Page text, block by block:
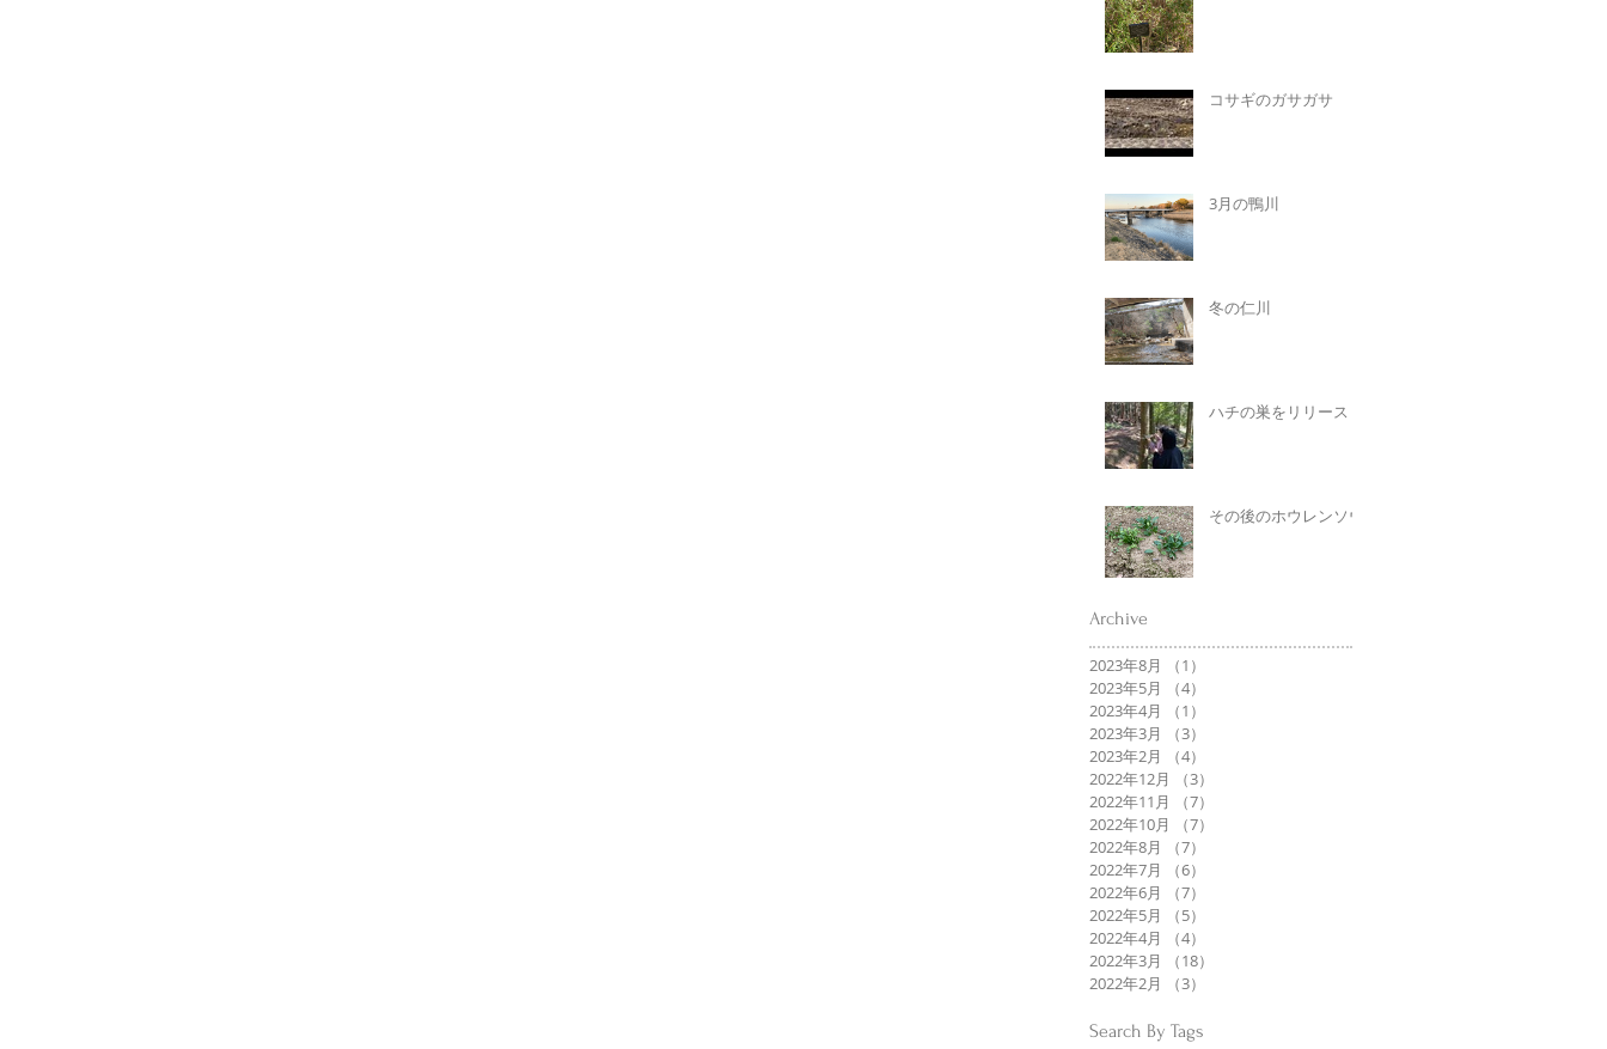
コサギのガサガサ
3月の鴨川
冬の仁川
ハチの巣をリリース
その後のホウレンソウ
Archive
2023年8月 （1）
2023年5月
（4）
2023年4月
（1）
2023年3月
（3）
2023年2月
（4）
2022年12月
（3）
2022年11月
（7）
2022年10月
（7）
2022年8月
（7）
2022年7月
（6）
2022年6月
（7）
2022年5月
（5）
2022年4月
（4）
2022年3月
（18）
2022年2月
（3）
Search By Tags